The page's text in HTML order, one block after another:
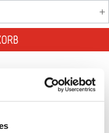
Wert ein oder